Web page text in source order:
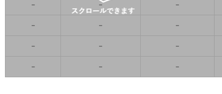
－ － －
－ － －
－ － －
－ － －